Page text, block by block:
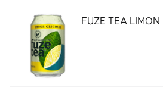
FUZE TEA LIMON